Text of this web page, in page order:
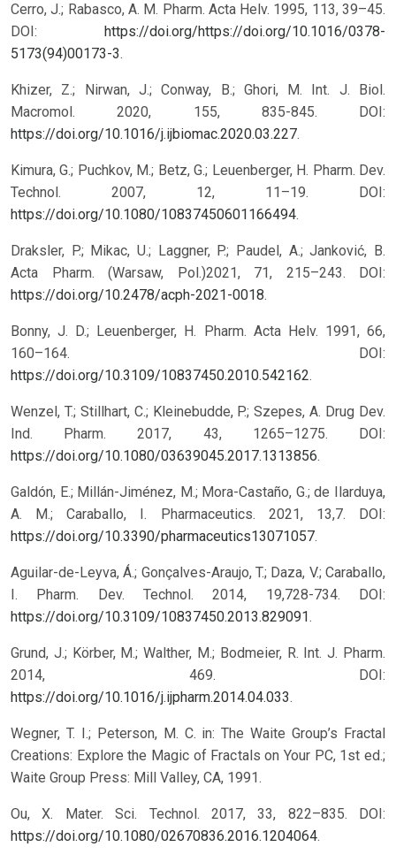
Cerro, J.; Rabasco, A. M. Pharm. Acta Helv. 1995, 113, 39–45.
DOI: https://doi.org/https://doi.org/10.1016/0378-
5173(94)00173-3.
Khizer, Z.; Nirwan, J.; Conway, B.; Ghori, M. Int. J. Biol.
Macromol. 2020, 155, 835-845. DOI:
https://doi.org/10.1016/j.ijbiomac.2020.03.227.
Kimura, G.; Puchkov, M.; Betz, G.; Leuenberger, H. Pharm. Dev.
Technol. 2007, 12, 11–19. DOI:
https://doi.org/10.1080/10837450601166494.
Draksler, P.; Mikac, U.; Laggner, P.; Paudel, A.; Janković, B.
Acta Pharm. (Warsaw, Pol.)2021, 71, 215–243. DOI:
https://doi.org/10.2478/acph-2021-0018.
Bonny, J. D.; Leuenberger, H. Pharm. Acta Helv. 1991, 66,
160–164. DOI:
https://doi.org/10.3109/10837450.2010.542162.
Wenzel, T.; Stillhart, C.; Kleinebudde, P.; Szepes, A. Drug Dev.
Ind. Pharm. 2017, 43, 1265–1275. DOI:
https://doi.org/10.1080/03639045.2017.1313856.
Galdón, E.; Millán-Jiménez, M.; Mora-Castaño, G.; de Ilarduya,
A. M.; Caraballo, I. Pharmaceutics. 2021, 13,7. DOI:
https://doi.org/10.3390/pharmaceutics13071057.
Aguilar-de-Leyva, Á.; Gonçalves-Araujo, T.; Daza, V.; Caraballo,
I. Pharm. Dev. Technol. 2014, 19,728-734. DOI:
https://doi.org/10.3109/10837450.2013.829091.
Grund, J.; Körber, M.; Walther, M.; Bodmeier, R. Int. J. Pharm.
2014, 469. DOI:
https://doi.org/10.1016/j.ijpharm.2014.04.033.
Wegner, T. I.; Peterson, M. C. in: The Waite Group’s Fractal
Creations: Explore the Magic of Fractals on Your PC, 1st ed.;
Waite Group Press: Mill Valley, CA, 1991.
Ou, X. Mater. Sci. Technol. 2017, 33, 822–835. DOI:
https://doi.org/10.1080/02670836.2016.1204064.